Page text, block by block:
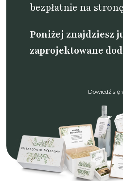
bezpłatnie na
Poniżej znajdziesz
zaprojektowane
Dowiedź się